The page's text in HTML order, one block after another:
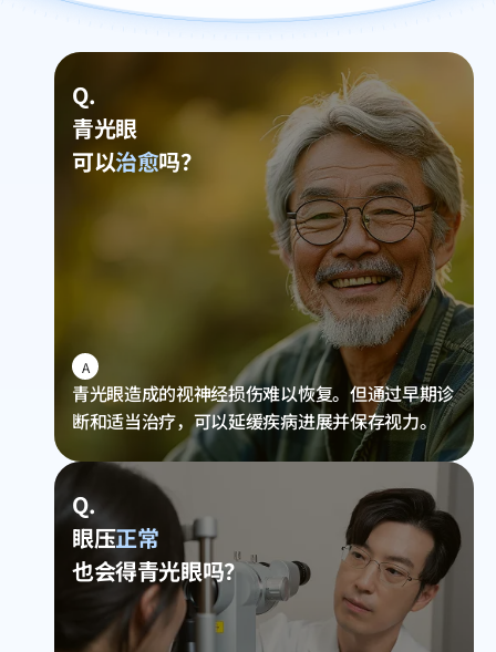
Q.
青光眼
可以治愈吗？
A
青光眼造成的视神经损伤难以恢复。但通过早期诊
断和适当治疗，可以延缓疾病进展并保存视力。
Q.
眼压正常
也会得青光眼吗？